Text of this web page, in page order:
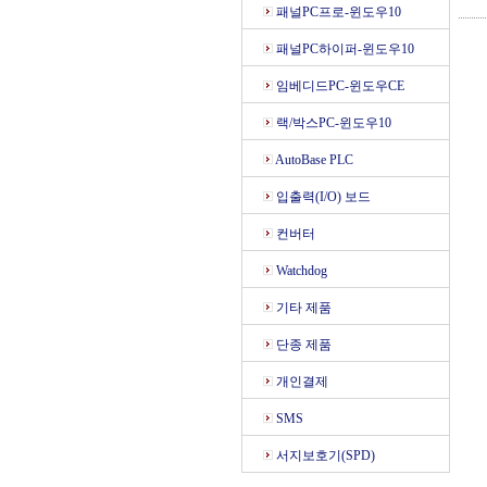
패널PC프로-윈도우10
패널PC하이퍼-윈도우10
임베디드PC-윈도우CE
랙/박스PC-윈도우10
AutoBase PLC
입출력(I/O) 보드
컨버터
Watchdog
기타 제품
단종 제품
개인결제
SMS
서지보호기(SPD)